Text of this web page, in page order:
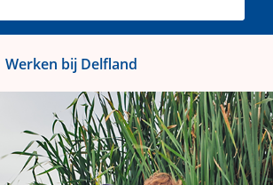
Werken bij Delfland